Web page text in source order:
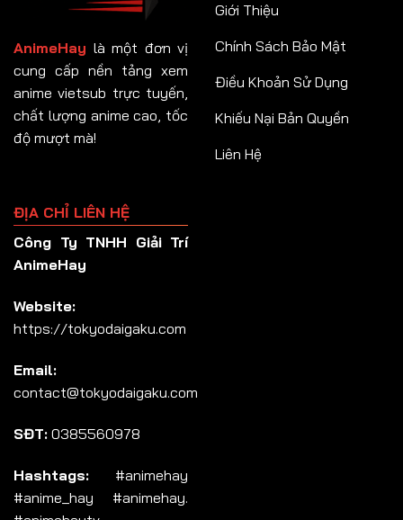
AnimeHay là một đơn vị
cung cấp nền tảng xem
anime vietsub trực tuyến,
chất lượng anime cao, tốc
độ mượt mà!
Giới Thiệu
Chính Sách Bảo Mật
Điều Khoản Sử Dụng
Khiếu Nại Bản Quyền
Liên Hệ
ĐỊA CHỈ LIÊN HỆ
Công Ty TNHH Giải Trí
AnimeHay
Website:
https://tokyodaigaku.com
Email:
contact@tokyodaigaku.com
SĐT: 0385560978
Hashtags: #animehay
#anime_hay #animehay.